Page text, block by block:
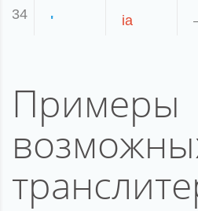
34 ' ia
Примеры